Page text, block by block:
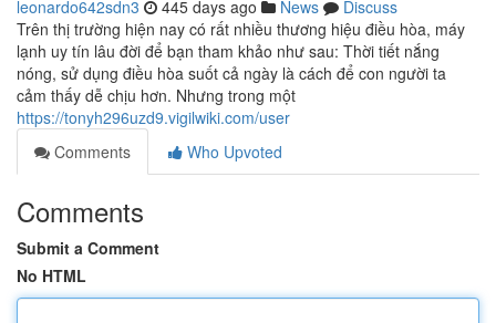
leonardo642sdn3 445 days ago News
Discuss
Trên thị trường hiện nay có rất nhiều thương hiệu điều hòa, máy
lạnh uy tín lâu đời để bạn tham khảo như sau: Thời tiết nắng
nóng, sử dụng điều hòa suốt cả ngày là cách để con người ta
cảm thấy dễ chịu hơn. Nhưng trong một
https://tonyh296uzd9.vigilwiki.com/user
Comments
Who Upvoted
Comments
Submit a Comment
No HTML